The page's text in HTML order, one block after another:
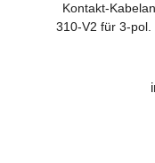
Kontakt-
310-V2 für 3-